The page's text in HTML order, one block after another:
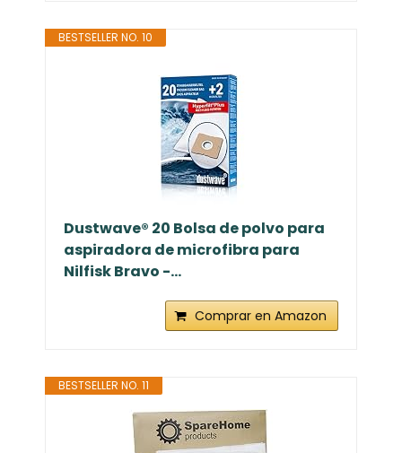
BESTSELLER NO. 10
Dustwave® 20 Bolsa de polvo para
aspiradora de microfibra para
Nilfisk Bravo -...
Comprar en Amazon
BESTSELLER NO. 11